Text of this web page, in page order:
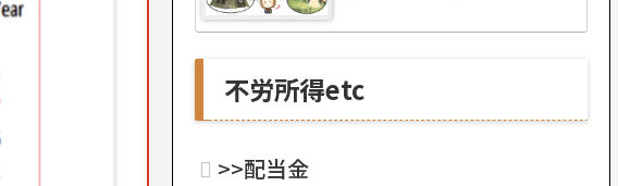
不労所得etc
>>配当金